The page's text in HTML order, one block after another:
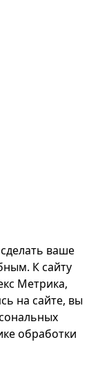
ваше
К cайту
Метрика,
на сайте, вы
обработки